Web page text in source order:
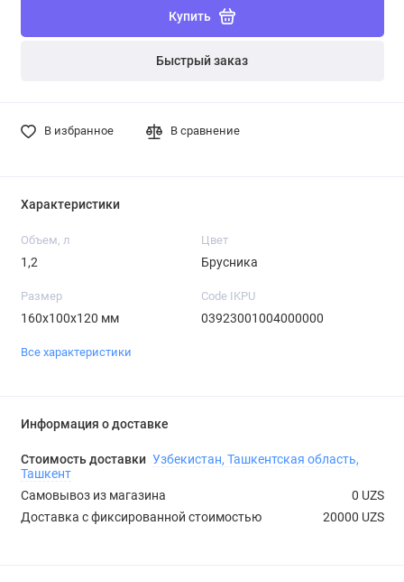
Купить
Быстрый заказ
В избранное В сравнение
Характеристики
Объем, л
1,2
Цвет
Брусника
Размер
160х100х120 мм
Code IKPU
03923001004000000
Все характеристики
Информация о доставке
Стоимость доставки Узбекистан, Ташкентская область,
Ташкент
Самовывоз из магазина
0 UZS
Доставка с фиксированной стоимостью
20000 UZS